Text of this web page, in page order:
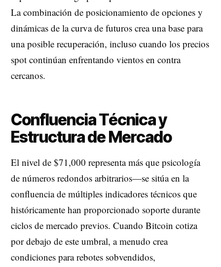
La combinación de posicionamiento de opciones y
dinámicas de la curva de futuros crea una base para
una posible recuperación, incluso cuando los precios
spot continúan enfrentando vientos en contra
cercanos.
Confluencia Técnica y
Estructura de Mercado
El nivel de $71,000 representa más que psicología
de números redondos arbitrarios—se sitúa en la
confluencia de múltiples indicadores técnicos que
históricamente han proporcionado soporte durante
ciclos de mercado previos. Cuando Bitcoin cotiza
por debajo de este umbral, a menudo crea
condiciones para rebotes sobvendidos,